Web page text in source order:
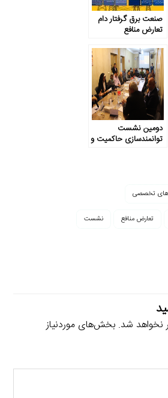
صنعت برق گرفتار دام
تعارض منافع
دومین نشست
توانمندسازی حاکمیت و
تخصصی
تعارض منافع نشست
نخواهد شد. بخش‌های موردنیاز